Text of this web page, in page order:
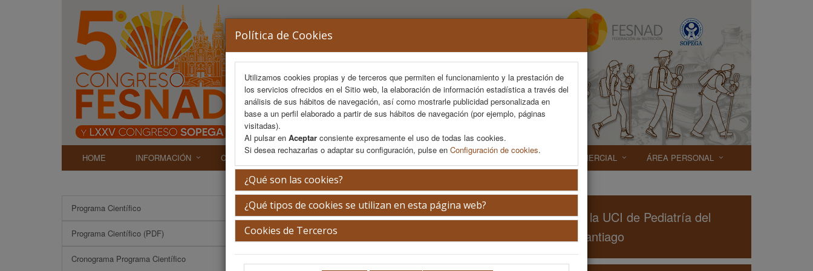
Política de Cookies
Utilizamos cookies propias y de terceros que permiten el funcionamiento y la prestación de
los servicios ofrecidos en el Sitio web, la elaboración de información estadística a través del
análisis de sus hábitos de navegación, así como mostrarle publicidad personalizada en
base a un perfil elaborado a partir de sus hábitos de navegación (por ejemplo, páginas
visitadas).
Al pulsar en Aceptar consiente expresamente el uso de todas las cookies.
Si desea rechazarlas o adaptar su configuración, pulse en Configuración de cookies.
¿Qué son las cookies?
¿Qué tipos de cookies se utilizan en esta página web?
Cookies de Terceros
HOME INFORMACIÓN COMITÉS AREA CIENTÍFICA INSCRIPCIÓN ALOJAMIENTO EXP. COMERCIAL ÁREA PERSONAL
Programa Científico
Programa Científico (PDF)
Cronograma Programa Científico
El taller de Ecografía se realizará por temas logísticos en la UCI de Pediatría del
Complexo Hospitalario Universitario de Santiago